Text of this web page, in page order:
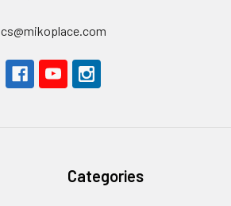
cs@mikoplace.com
Categories